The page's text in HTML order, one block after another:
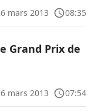
mars 2013
08:35
Grand Prix de
mars 2013
07:54